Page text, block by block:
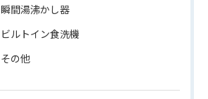
瞬間湯沸かし器
ビルトイン食洗機
その他